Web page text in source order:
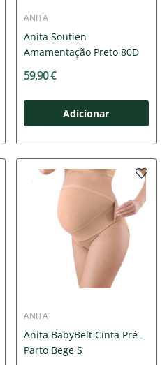
ANITA
Anita Soutien
Amamentação Preto 80D
59,90 €
Adicionar
ANITA
Anita BabyBelt Cinta Pré-
Parto Bege S